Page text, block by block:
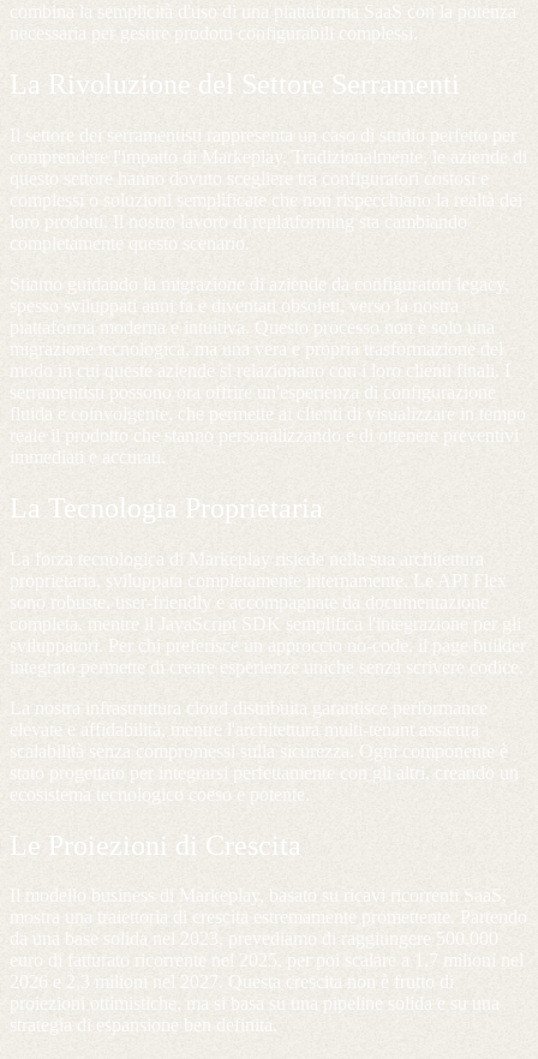
combina la semplicità d'uso di una piattaforma SaaS con la potenza
necessaria per gestire prodotti configurabili complessi.
La Rivoluzione del Settore Serramenti
Il settore dei serramentisti rappresenta un caso di studio perfetto per
comprendere l'impatto di Markeplay. Tradizionalmente, le aziende di
questo settore hanno dovuto scegliere tra configuratori costosi e
complessi o soluzioni semplificate che non rispecchiano la realtà dei
loro prodotti. Il nostro lavoro di replatforming sta cambiando
completamente questo scenario.
Stiamo guidando la migrazione di aziende da configuratori legacy,
spesso sviluppati anni fa e diventati obsoleti, verso la nostra
piattaforma moderna e intuitiva. Questo processo non è solo una
migrazione tecnologica, ma una vera e propria trasformazione del
modo in cui queste aziende si relazionano con i loro clienti finali. I
serramentisti possono ora offrire un'esperienza di configurazione
fluida e coinvolgente, che permette ai clienti di visualizzare in tempo
reale il prodotto che stanno personalizzando e di ottenere preventivi
immediati e accurati.
La Tecnologia Proprietaria
La forza tecnologica di Markeplay risiede nella sua architettura
proprietaria, sviluppata completamente internamente. Le API Flex
sono robuste, user-friendly e accompagnate da documentazione
completa, mentre il JavaScript SDK semplifica l'integrazione per gli
sviluppatori. Per chi preferisce un approccio no-code, il page builder
integrato permette di creare esperienze uniche senza scrivere codice.
La nostra infrastruttura cloud distribuita garantisce performance
elevate e affidabilità, mentre l'architettura multi-tenant assicura
scalabilità senza compromessi sulla sicurezza. Ogni componente è
stato progettato per integrarsi perfettamente con gli altri, creando un
ecosistema tecnologico coeso e potente.
Le Proiezioni di Crescita
Il modello business di Markeplay, basato su ricavi ricorrenti SaaS,
mostra una traiettoria di crescita estremamente promettente. Partendo
da una base solida nel 2023, prevediamo di raggiungere 500.000
euro di fatturato ricorrente nel 2025, per poi scalare a 1,7 milioni nel
2026 e 2,3 milioni nel 2027. Questa crescita non è frutto di
proiezioni ottimistiche, ma si basa su una pipeline solida e su una
strategia di espansione ben definita.